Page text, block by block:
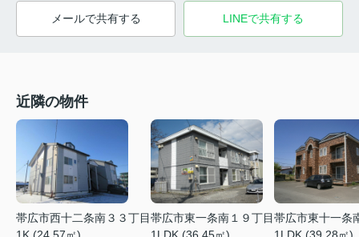
メールで共有する LINEで共有する
近隣の物件
帯広市西十二条南３３丁目帯広市東一条南１９丁目帯広市東十一条